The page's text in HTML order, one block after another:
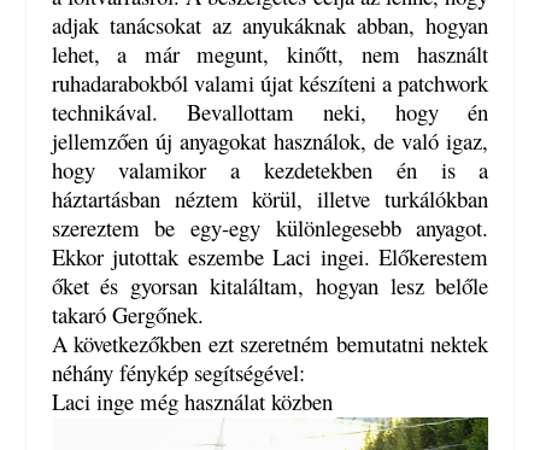
adjak tanácsokat az anyukáknak abban, hogyan
lehet, a már megunt, kinőtt, nem használt
ruhadarabokból valami újat készíteni a patchwork
technikával. Bevallottam neki, hogy én
jellemzően új anyagokat használok, de való igaz,
hogy valamikor a kezdetekben én is a
háztartásban néztem körül, illetve turkálókban
szereztem be egy-egy különlegesebb anyagot.
Ekkor jutottak eszembe Laci ingei. Előkerestem
őket és gyorsan kitaláltam, hogyan lesz belőle
takaró Gergőnek.
A következőkben ezt szeretném bemutatni nektek
néhány fénykép segítségével:
Laci inge még használat közben